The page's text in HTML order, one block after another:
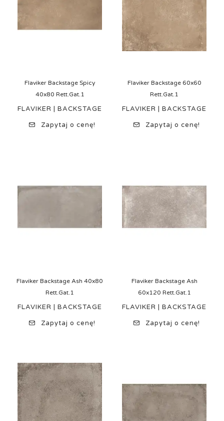
Flaviker Backstage Spicy
40x80 Rett.Gat.1
FLAVIKER | BACKSTAGE
Zapytaj o cenę!
Flaviker Backstage 60x60
Rett.Gat.1
FLAVIKER | BACKSTAGE
Zapytaj o cenę!
Flaviker Backstage Ash 40x80
Rett.Gat.1
FLAVIKER | BACKSTAGE
Zapytaj o cenę!
Flaviker Backstage Ash
60x120 Rett.Gat.1
FLAVIKER | BACKSTAGE
Zapytaj o cenę!